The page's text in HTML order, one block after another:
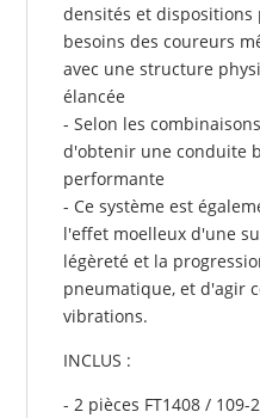
densités et
besoins des coureurs
avec une structure
élancée
- Selon les
d'obtenir une conduite
performante
- Ce système est
l'effet moelleux d'une
légèreté et la
pneumatique, et d'agir
vibrations.
INCLUS :
- 2 pièces FT1408 / 109-